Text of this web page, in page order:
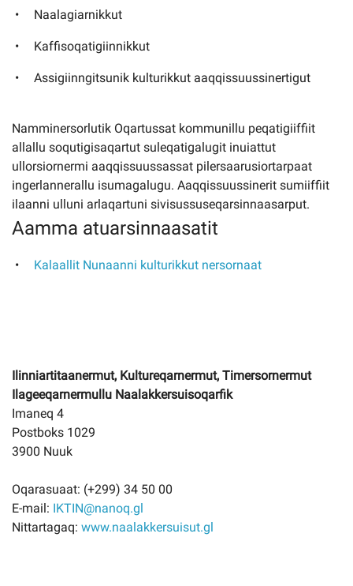
Naalagiarnikkut
Kaffisoqatigiinnikkut
Assigiinngitsunik kulturikkut aaqqissuussinertigut
Namminersorlutik Oqartussat kommunillu peqatigiiffiit
allallu soqutigisaqartut suleqatigalugit inuiattut
ullorsiornermi aaqqissuussassat pilersaarusiortarpaat
ingerlannerallu isumagalugu. Aaqqissuussinerit sumiiffiit
ilaanni ulluni arlaqartuni sivisussuseqarsinnaasarput.
Aamma atuarsinnaasatit
Kalaallit Nunaanni kulturikkut nersornaat
Ilinniartitaanermut, Kultureqarnermut, Timersornermut
Ilageeqarnermullu Naalakkersuisoqarfik
Imaneq 4
Postboks 1029
3900 Nuuk
Oqarasuaat: (+299) 34 50 00
E-mail: IKTIN@nanoq.gl
Nittartagaq: www.naalakkersuisut.gl